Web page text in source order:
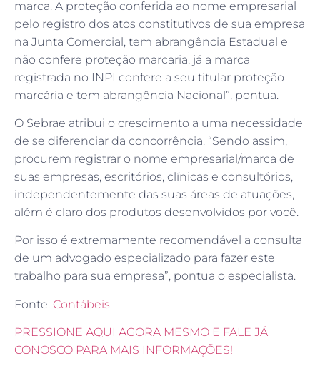
marca. A proteção conferida ao nome empresarial
pelo registro dos atos constitutivos de sua empresa
na Junta Comercial, tem abrangência Estadual e
não confere proteção marcaria, já a marca
registrada no INPI confere a seu titular proteção
marcária e tem abrangência Nacional”, pontua.
O Sebrae atribui o crescimento a uma necessidade
de se diferenciar da concorrência. “Sendo assim,
procurem registrar o nome empresarial/marca de
suas empresas, escritórios, clínicas e consultórios,
independentemente das suas áreas de atuações,
além é claro dos produtos desenvolvidos por você.
Por isso é extremamente recomendável a consulta
de um advogado especializado para fazer este
trabalho para sua empresa”, pontua o especialista.
Fonte: Contábeis
PRESSIONE AQUI AGORA MESMO E FALE JÁ
CONOSCO PARA MAIS INFORMAÇÕES!